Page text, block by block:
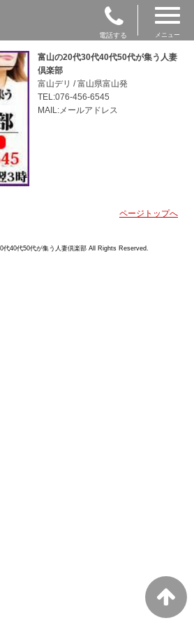
電話する メニュー
富山の20代30代40代50代が集う人妻
倶楽部
富山デリ / 富山県富山発
TEL:076-456-6545
MAIL:メールアドレス
ページトップへ
40代50代が集う人妻倶楽部 All Rights Reserved.